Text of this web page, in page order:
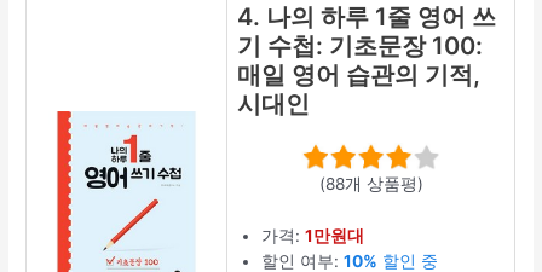
4. 나의 하루 1줄 영어 쓰
기 수첩: 기초문장 100:
매일 영어 습관의 기적,
시대인
(88개 상품평)
가격:1만원대
할인 여부:10% 할인 중